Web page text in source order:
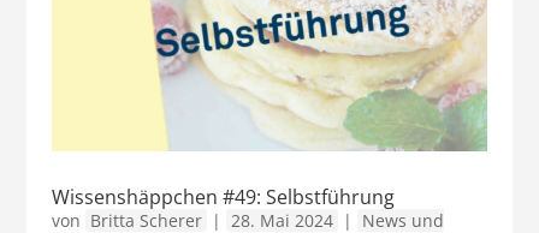
Wissenshäppchen #49: Selbstführung
von Britta Scherer | 28. Mai 2024 |
News und